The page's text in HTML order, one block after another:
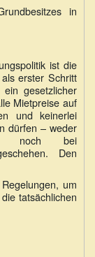
in
ist die
erster Schritt
gesetzlicher
Mietpreise auf
und keinerlei
dürfen – weder
noch bei
Den
um
tatsächlichen